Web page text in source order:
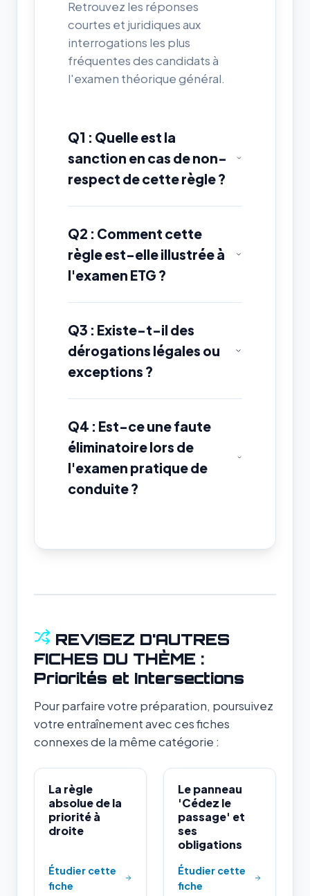
Retrouvez les réponses
courtes et juridiques aux
interrogations les plus
fréquentes des candidats à
l'examen théorique général.
Q1 : Quelle est la
sanction en cas de non-
respect de cette règle ?
Q2 : Comment cette
règle est-elle illustrée à
l'examen ETG ?
Q3 : Existe-t-il des
dérogations légales ou
exceptions ?
Q4 : Est-ce une faute
éliminatoire lors de
l'examen pratique de
conduite ?
REVISEZ D'AUTRES
FICHES DU THÈME :
Priorités et Intersections
Pour parfaire votre préparation, poursuivez
votre entraînement avec ces fiches
connexes de la même catégorie :
La règle
absolue de la
priorité à
droite
Étudier cette
fiche
Le panneau
'Cédez le
passage' et
ses
obligations
Étudier cette
fiche